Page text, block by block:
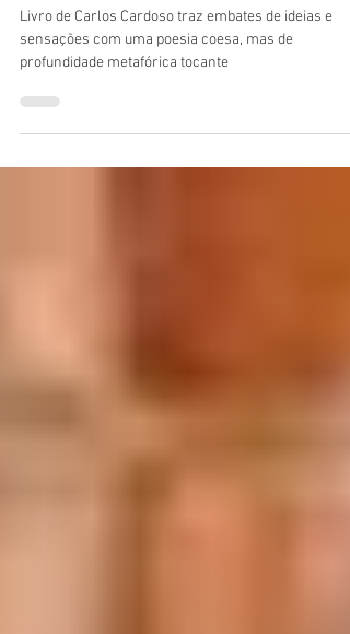
desperta com poesia que mistura
potência e delicadeza
sensações com uma poesia coesa, mas de
profundidade metafórica tocante